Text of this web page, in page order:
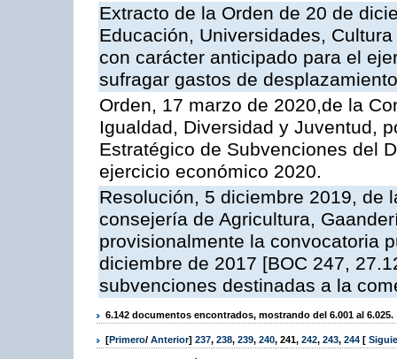
Extracto de la Orden de 20 de
Educación, Universidades,
con carácter anticipado para el
sufragar gastos de
Orden, 17 marzo de 2020,de la
Igualdad, Diversidad y Juventud,
Estratégico de Subvenciones del
ejercicio económico 2020.
Resolución, 5 diciembre 2019, de
consejería de Agricultura,
provisionalmente la convocatoria
diciembre de 2017 [BOC 247,
subvenciones destinadas a la
6.142 documentos encontrados, mostrando del 6.001 al 6.025.
[Primero/ Anterior] 237, 238, 239, 240, 241, 242, 243, 244 [